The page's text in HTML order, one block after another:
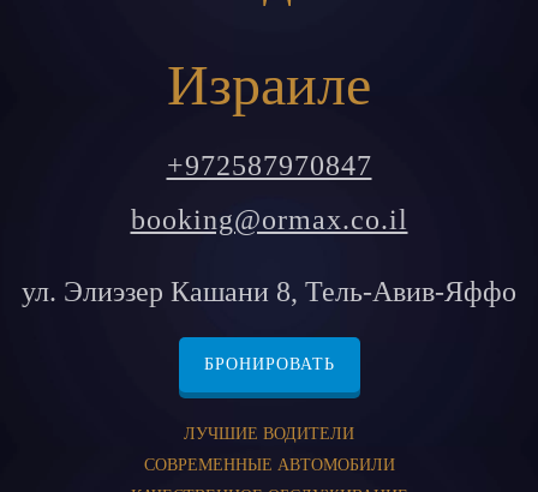
Израиле
+972587970847
booking@ormax.co.il
ул. Элиэзер Кашани 8, Тель-Авив-Яффо
БРОНИРОВАТЬ
ЛУЧШИЕ ВОДИТЕЛИ
СОВРЕМЕННЫЕ АВТОМОБИЛИ